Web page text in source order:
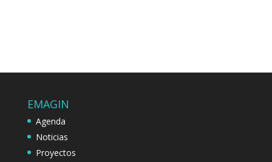
EMAGIN
Agenda
Noticias
Proyectos